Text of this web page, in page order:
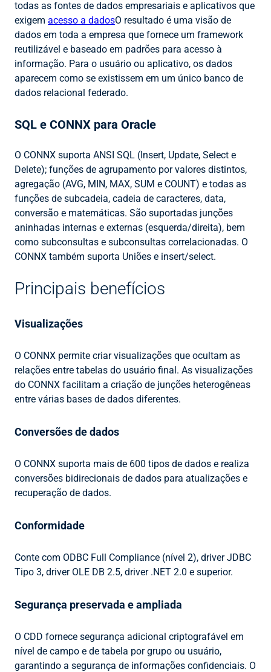
todas as fontes de dados empresariais e aplicativos que
exigem acesso a dadosO resultado é uma visão de
dados em toda a empresa que fornece um framework
reutilizável e baseado em padrões para acesso à
informação. Para o usuário ou aplicativo, os dados
aparecem como se existissem em um único banco de
dados relacional federado.
SQL e CONNX para Oracle
O CONNX suporta ANSI SQL (Insert, Update, Select e
Delete); funções de agrupamento por valores distintos,
agregação (AVG, MIN, MAX, SUM e COUNT) e todas as
funções de subcadeia, cadeia de caracteres, data,
conversão e matemáticas. São suportadas junções
aninhadas internas e externas (esquerda/direita), bem
como subconsultas e subconsultas correlacionadas. O
CONNX também suporta Uniões e insert/select.
Principais benefícios
Visualizações
O CONNX permite criar visualizações que ocultam as
relações entre tabelas do usuário final. As visualizações
do CONNX facilitam a criação de junções heterogêneas
entre várias bases de dados diferentes.
Conversões de dados
O CONNX suporta mais de 600 tipos de dados e realiza
conversões bidirecionais de dados para atualizações e
recuperação de dados.
Conformidade
Conte com ODBC Full Compliance (nível 2), driver JDBC
Tipo 3, driver OLE DB 2.5, driver .NET 2.0 e superior.
Segurança preservada e ampliada
O CDD fornece segurança adicional criptografável em
nível de campo e de tabela por grupo ou usuário,
garantindo a segurança de informações confidenciais. O